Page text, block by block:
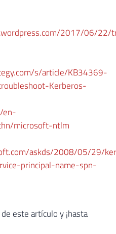
2017/06/22/
s/article/KB34369-
Kerberos-
en-
microsoft-ntlm
askds/2008/05/29/
principal-name-spn-
este artículo y ¡hasta